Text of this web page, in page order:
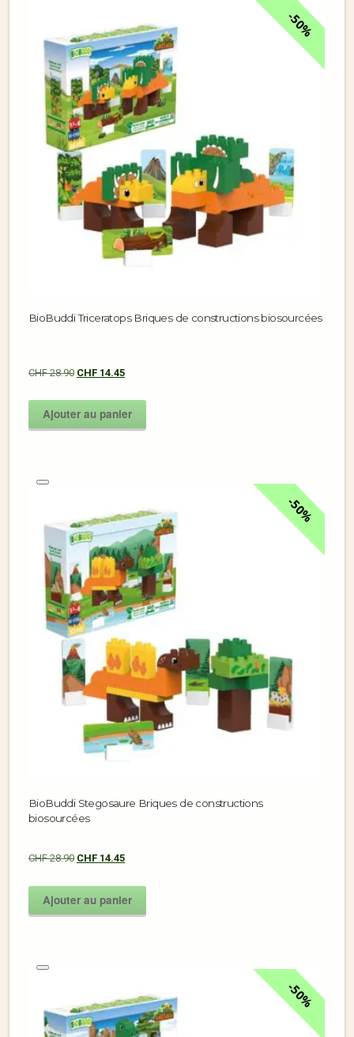
50%
BioBuddi Triceratops Briques de constructions biosourcées
CHF28.90 CHF 14.45
Ajouter au panier
50%
BioBuddi Stegosaure Briques de constructions
biosourcées
CHF28.90 CHF 14.45
Ajouter au panier
50%